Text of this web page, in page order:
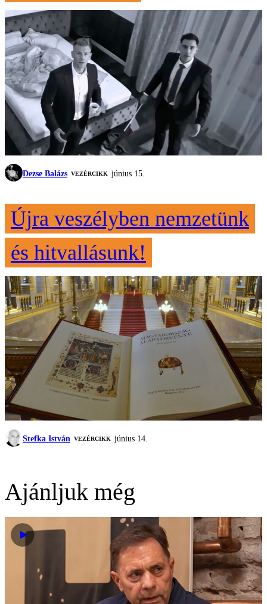
Dezse Balázs VEZÉRCIKK június 15.
Újra veszélyben nemzetünk
és hitvallásunk!
Stefka István VEZÉRCIKK június 14.
Ajánljuk még